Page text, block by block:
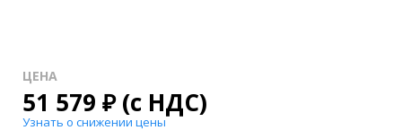
ЦЕНА
51 579 ₽(с НДС)
Узнать о снижении цены